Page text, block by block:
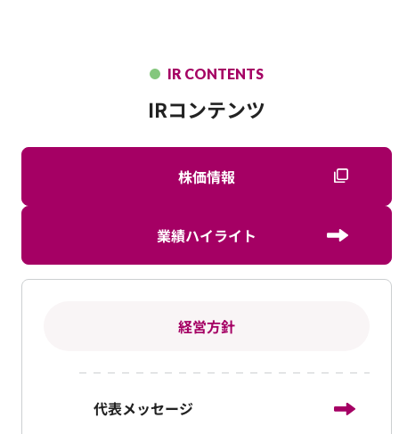
IR CONTENTS
IRコンテンツ
株価情報
業績ハイライト
経営方針
代表メッセージ